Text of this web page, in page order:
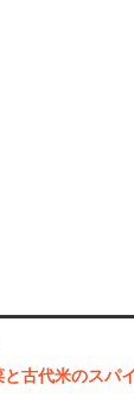
と古代米のスパ